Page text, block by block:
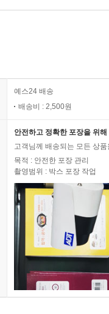
예스24 배송
배송비 : 2,500원
안전하고 정확한 포장을 위
고객님께 배송되는 모든 상
목적 : 안전한 포장 관리
촬영범위 : 박스 포장 작업